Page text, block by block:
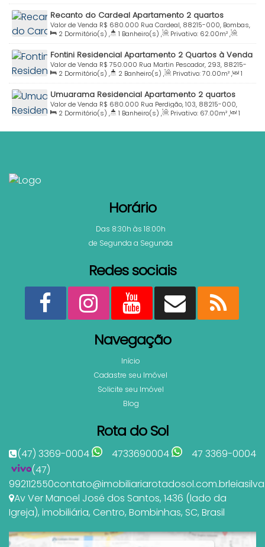
Sala(s) , 1 Suíte(s), Total:80.00m² , 1 Vaga(s) ,
Útil:
67.00m²
Recanto do Cardeal Apartamento 2 quartos
mobiliado Praia Bombas Bombinhas SC
R$ 680.000
Valor de Venda
Rua Cardeal, 88215-000, Bombas,
Bombinhas, Santa Catarina, Brasil
2 Dormitório(s) , 1 Banheiro(s) , Privativo: 62.00m²,
Total: 90.00m², 1Vaga(s), Útil: 90.00m²
Fontini Residencial Apartamento 2 Quartos à Venda
Praia Bombas Bombinhas Sc
R$750.000
Valor de Venda
Rua Martin Pescador, 293, 88215-
000, Bombas, Bombinhas, Santa Catarina, Brasil
2 Dormitório(s) , 2 Banheiro(s) , Privativo:70.00m²,
1
Sala(s) , 1 Suíte(s), Total:85.00m², 1Vaga(s),
Útil:
69.95m²
Umuarama Residencial Apartamento 2 quartos
mobiliado à venda Praia Bombas
R$ 680.000
Valor de Venda
Rua Perdigão, 103, 88215-000,
Bombas, Bombinhas, Santa Catarina, Brasil
2 Dormitório(s) , 1 Banheiro(s) , Privativo: 67.00m²,
1
Mar, Útil:75.00m²
Horário
Das 8:30h às 18:00h
de Segunda a Segunda
Redes sociais
Navegação
Início
Cadastre seu Imóvel
Solicite seu Imóvel
Blog
Rota do Sol
(47) 3369-0004 4733690004
47 3369-0004
(47)
992112550contato@imobiliariarotadosol.com.br
Av Ver Manoel José dos Santos, 1436 (lado da
Igreja), imobiliária, Centro, Bombinhas, SC, Brasil